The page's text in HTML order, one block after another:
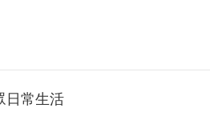
日常生活